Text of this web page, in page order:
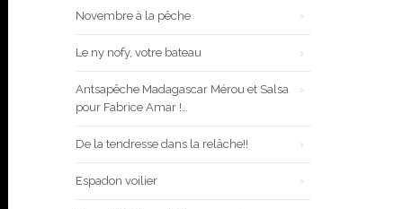
Novembre à la pêche
Le ny nofy, votre bateau
Antsapêche Madagascar Mérou et Salsa
pour Fabrice Amar !…
De la tendresse dans la relâche!!
Espadon voilier